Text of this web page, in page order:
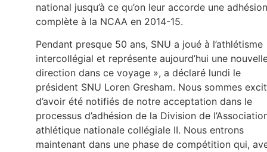
national jusqu’à ce qu’on leur accorde une adhésion
complète à la NCAA en 2014-15.
Pendant presque 50 ans, SNU a joué à l’athlétisme
intercollégial et représente aujourd’hui une
direction dans ce voyage », a déclaré lundi le
président SNU Loren Gresham. Nous sommes
d’avoir été notifiés de notre acceptation dans le
processus d’adhésion de la Division de
athlétique nationale collégiale II. Nous entrons
maintenant dans une phase de compétition qui,